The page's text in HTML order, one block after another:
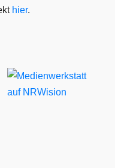
hier.